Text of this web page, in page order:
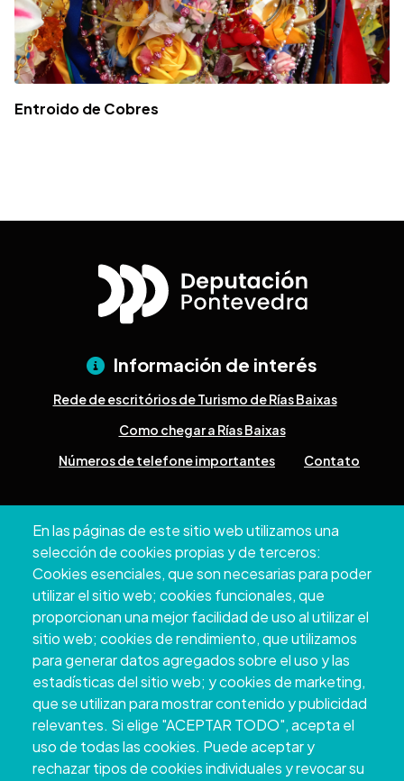
Entroido de Cobres
En las páginas de este sitio web utilizamos una
selección de cookies propias y de terceros:
Cookies esenciales, que son necesarias para poder
utilizar el sitio web; cookies funcionales, que
proporcionan una mejor facilidad de uso al utilizar el
sitio web; cookies de rendimiento, que utilizamos
para generar datos agregados sobre el uso y las
estadísticas del sitio web; y cookies de marketing,
que se utilizan para mostrar contenido y publicidad
relevantes. Si elige "ACEPTAR TODO", acepta el
uso de todas las cookies. Puede aceptar y
rechazar tipos de cookies individuales y revocar su
Información de interés
Rede de escritórios de Turismo de Rías Baixas
Como chegar a Rías Baixas
Números de telefone importantes
Contato
Pontevedra
+34 986 804 100 | +34 986 804 124